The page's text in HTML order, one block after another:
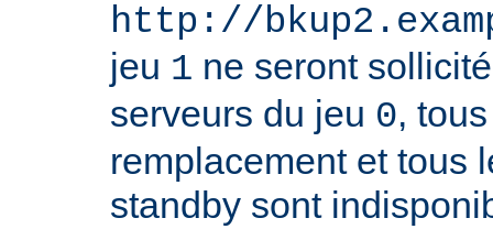
http://
jeu 1 ne seront
serveurs du jeu 0,
remplacement et tous
standby sont